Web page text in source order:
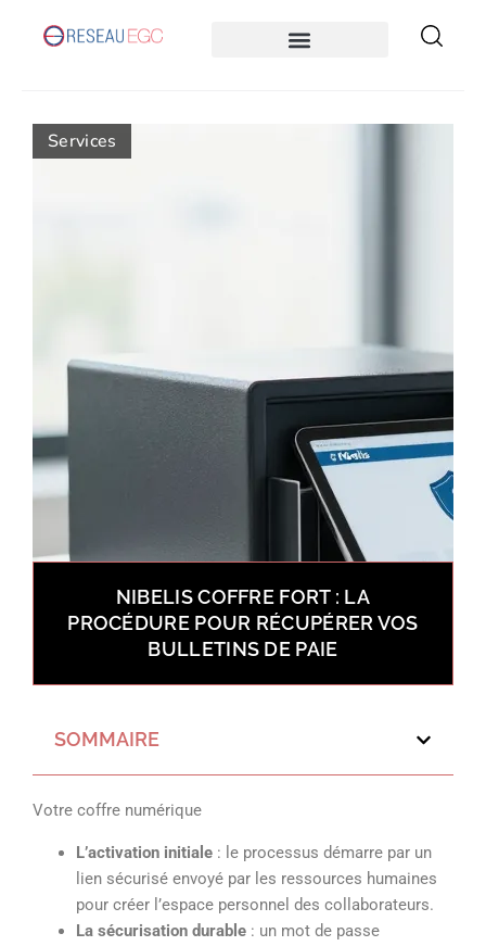
Services
NIBELIS COFFRE FORT : LA
PROCÉDURE POUR RÉCUPÉRER VOS
BULLETINS DE PAIE
SOMMAIRE
Votre coffre numérique
L’activation initiale : le processus démarre par un
lien sécurisé envoyé par les ressources humaines
pour créer l’espace personnel des collaborateurs.
La sécurisation durable : un mot de passe